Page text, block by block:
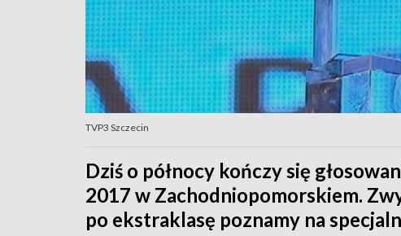
TVP3 Szczecin
Dziś o północy kończy się
2017 w Zachodniopomorskiem.
po ekstraklasę poznamy na